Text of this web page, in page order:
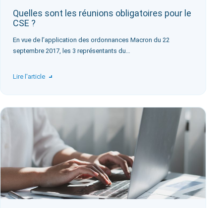
Quelles sont les réunions obligatoires pour le
CSE ?
En vue de l’application des ordonnances Macron du 22
septembre 2017, les 3 représentants du…
Lire l'article